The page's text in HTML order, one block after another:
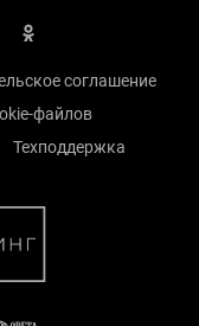
соглашение
файлов
Техподдержка